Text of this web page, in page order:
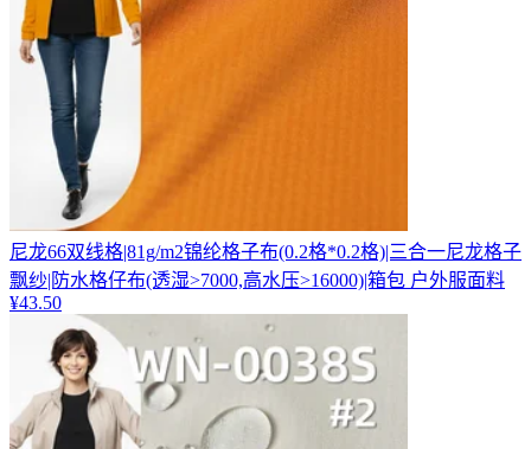
尼龙66双线格|81g/m2锦纶格子布(0.2格*0.2格)|三合一尼龙格子
飘纱|防水格仔布(透湿>7000,高水压>16000)|箱包 户外服面料
¥43.50